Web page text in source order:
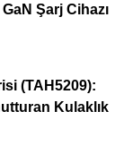
Şarj Cihazı
(TAH5209):
Kulaklık